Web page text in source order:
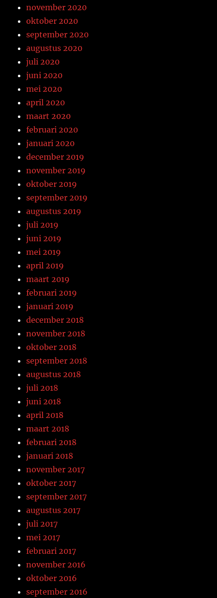
november 2020
oktober 2020
september 2020
augustus 2020
juli 2020
juni 2020
mei 2020
april 2020
maart 2020
februari 2020
januari 2020
december 2019
november 2019
oktober 2019
september 2019
augustus 2019
juli 2019
juni 2019
mei 2019
april 2019
maart 2019
februari 2019
januari 2019
december 2018
november 2018
oktober 2018
september 2018
augustus 2018
juli 2018
juni 2018
april 2018
maart 2018
februari 2018
januari 2018
november 2017
oktober 2017
september 2017
augustus 2017
juli 2017
mei 2017
februari 2017
november 2016
oktober 2016
september 2016